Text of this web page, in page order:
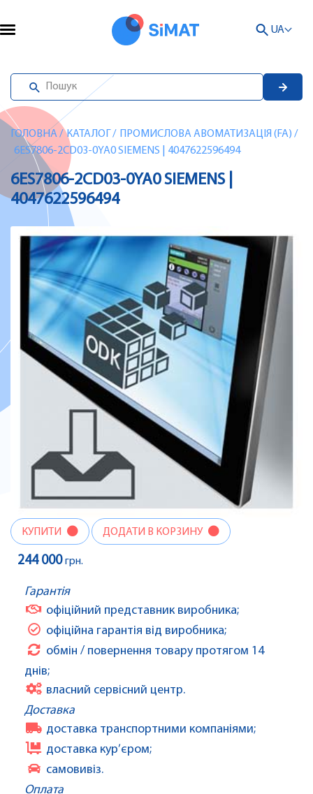
UA
ГОЛОВНА/ КАТАЛОГ / ПРОМИСЛОВА АВОМАТИЗАЦІЯ (FA) /
6ES7806-2CD03-0YA0 SIEMENS | 4047622596494
6ES7806-2CD03-0YA0 SIEMENS |
4047622596494
КУПИТИ ДОДАТИ В КОРЗИНУ
244 000грн.
Гарантія
офіційний представник виробника;
офіційна гарантія від виробника;
обмін / повернення товару протягом 14
днів;
власний сервісний центр.
Доставка
доставка транспортними компаніями;
доставка кур’єром;
самовивіз.
Оплата